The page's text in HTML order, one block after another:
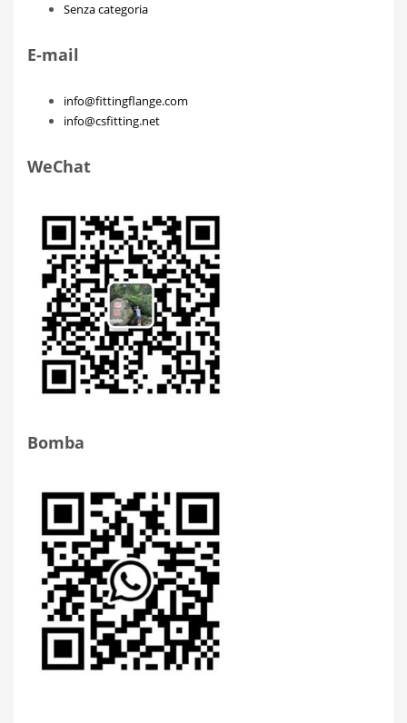
Senza categoria
E-mail
info@fittingflange.com
info@csfitting.net
WeChat
Bomba